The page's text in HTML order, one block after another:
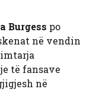
Burgess po
në vendin
të fansave
në